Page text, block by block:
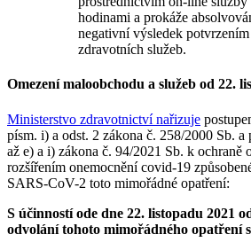
hodinami a prokáže
negativní výsledek
zdravotních služeb.
Omezení maloobchodu a služeb od 22.
Ministerstvo zdravotnictví nařizuje
písm. i) a odst. 2 zákona č. 258/2000 Sb.
až e) a i) zákona č. 94/2021 Sb. k ochraně
rozšířením onemocnění covid-19
SARS-CoV-2 toto mimořádné opatření:
S účinností ode dne 22. listopadu 2021
odvolání tohoto mimořádného opatření